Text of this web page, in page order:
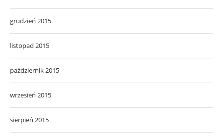
grudzień 2015
listopad 2015
październik 2015
wrzesień 2015
sierpień 2015